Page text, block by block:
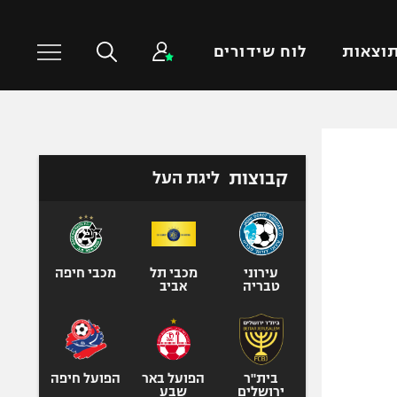
תוצאות לוח שידורים
טניס
כדורעף
ספורט אולימפי
קבוצות ליגת העל
עירוני
טבריה
מכבי תל
אביב
מכבי חיפה
בית"ר
ירושלים
הפועל באר
שבע
הפועל חיפה